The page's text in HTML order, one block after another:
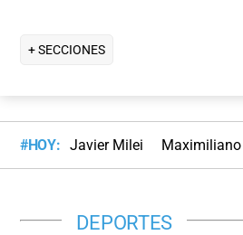
+ SECCIONES
#HOY: Javier Milei
DEPORTES